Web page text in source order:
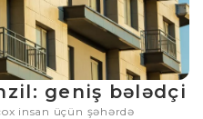
geniş bələdçi
insan üçün şəhərdə